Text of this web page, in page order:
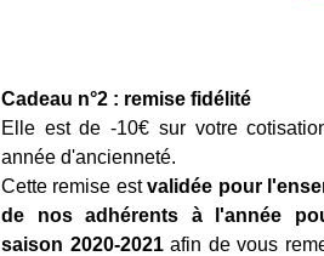
Cadeau n°2 : remise fidélité
Elle est de -10€ sur votre
année d'ancienneté.
Cette remise est validée pour
de nos adhérents à l'année
saison 2020-2021 afin de vous